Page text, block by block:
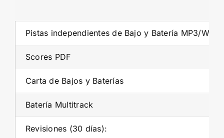
Pistas independientes de Bajo y Batería MP3/WAV
Scores PDF
Carta de Bajos y Baterías
Batería Multitrack
Revisiones (30 días):